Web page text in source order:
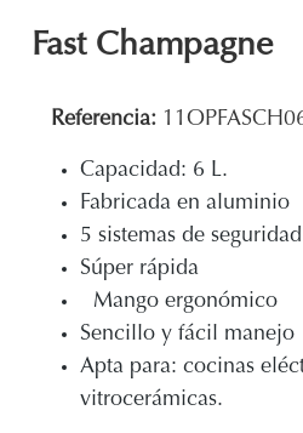
Fast Champagne
Referencia:
Capacidad: 6 L.
Fabricada en aluminio
5 sistemas de seguridad
Súper rápida
Mango ergonómico
Sencillo y fácil manejo
Apta para: cocinas
vitrocerámicas.